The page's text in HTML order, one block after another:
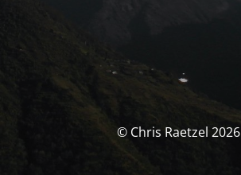
© Chris Raetzel 2026